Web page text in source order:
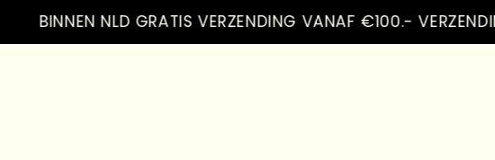
BINNEN NLD GRATIS VERZENDING VANAF €100.- VERZENDING